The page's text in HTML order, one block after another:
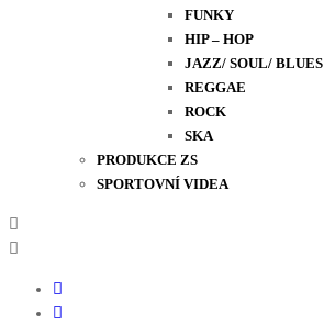
FUNKY
HIP – HOP
JAZZ/ SOUL/ BLUES
REGGAE
ROCK
SKA
PRODUKCE ZS
SPORTOVNÍ VIDEA